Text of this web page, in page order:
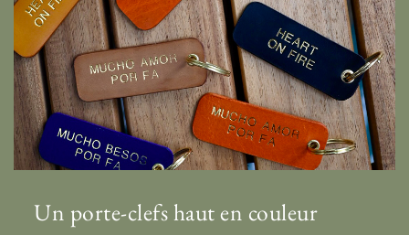
Un porte-clefs haut en couleur